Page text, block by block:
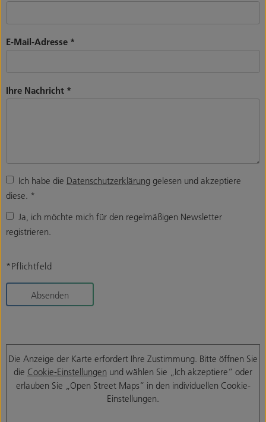
E-Mail-Adresse *
Ihre Nachricht *
Ich habe die Datenschutzerklärung gelesen und akzeptiere
diese. *
Ja, ich möchte mich für den regelmäßigen Newsletter
registrieren.
*Pflichtfeld
Absenden
Die Anzeige der Karte erfordert Ihre Zustimmung. Bitte öffnen Sie
die Cookie-Einstellungen und wählen Sie „Ich akzeptiere“ oder
erlauben Sie „Open Street Maps“ in den individuellen Cookie-
Einstellungen.